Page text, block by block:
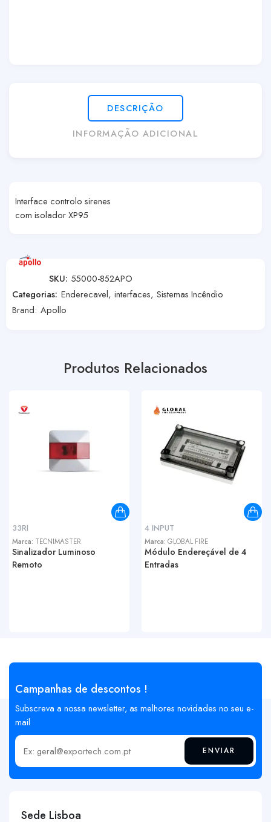
DESCRIÇÃO
INFORMAÇÃO ADICIONAL
Interface controlo sirenes
com isolador XP95
SKU: 55000-852APO
Categorias: Enderecavel, interfaces, Sistemas Incêndio
Brand: Apollo
Produtos Relacionados
33RI
Marca: TECNIMASTER
Sinalizador Luminoso
Remoto
4 INPUT
Marca: GLOBAL FIRE
Módulo Endereçável de 4
Entradas
Campanhas de descontos !
Subscreva a nossa newsletter, as melhores novidades no seu e-
mail
Insira o seu email ENVIAR
Sede Lisboa